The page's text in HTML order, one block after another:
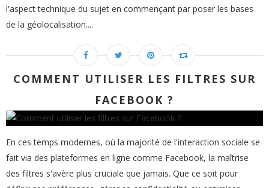
l'aspect technique du sujet en commençant par poser les bases
de la géolocalisation....
COMMENT UTILISER LES FILTRES SUR
FACEBOOK ?
En ces temps modernes, où la majorité de l'interaction sociale se
fait via des plateformes en ligne comme Facebook, la maîtrise
des filtres s'avère plus cruciale que jamais. Que ce soit pour